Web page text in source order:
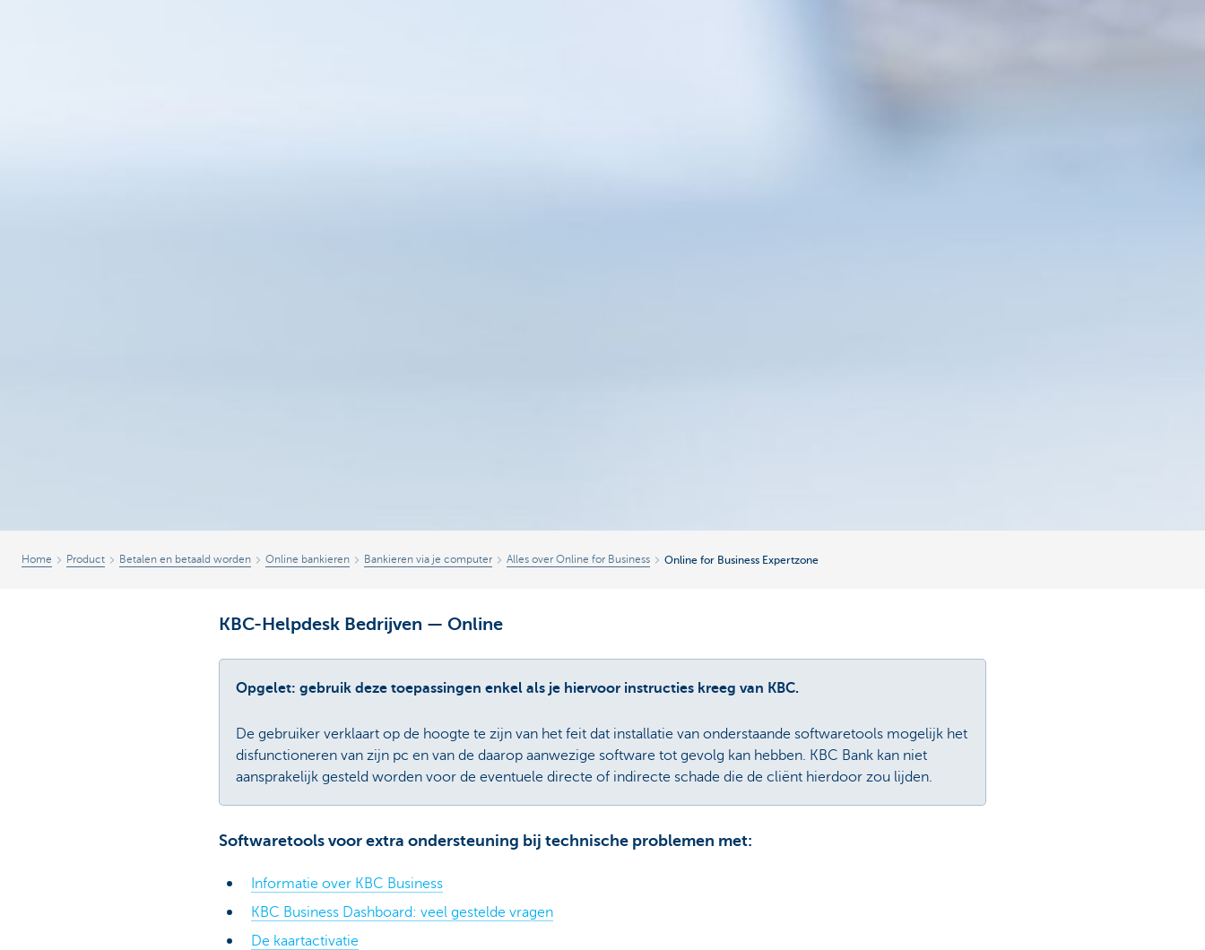
Home Product Betalen en betaald worden Online bankieren Bankieren via je computer Alles over Online for Business Online for Business Expertzone
KBC-Helpdesk Bedrijven — Online
Opgelet: gebruik deze toepassingen enkel als je hiervoor instructies kreeg van KBC.
De gebruiker verklaart op de hoogte te zijn van het feit dat installatie van onderstaande softwaretools mogelijk het
disfunctioneren van zijn pc en van de daarop aanwezige software tot gevolg kan hebben. KBC Bank kan niet
aansprakelijk gesteld worden voor de eventuele directe of indirecte schade die de cliënt hierdoor zou lijden.
Softwaretools voor extra ondersteuning bij technische problemen met:
Informatie over KBC Business
KBC Business Dashboard: veel gestelde vragen
De kaartactivatie